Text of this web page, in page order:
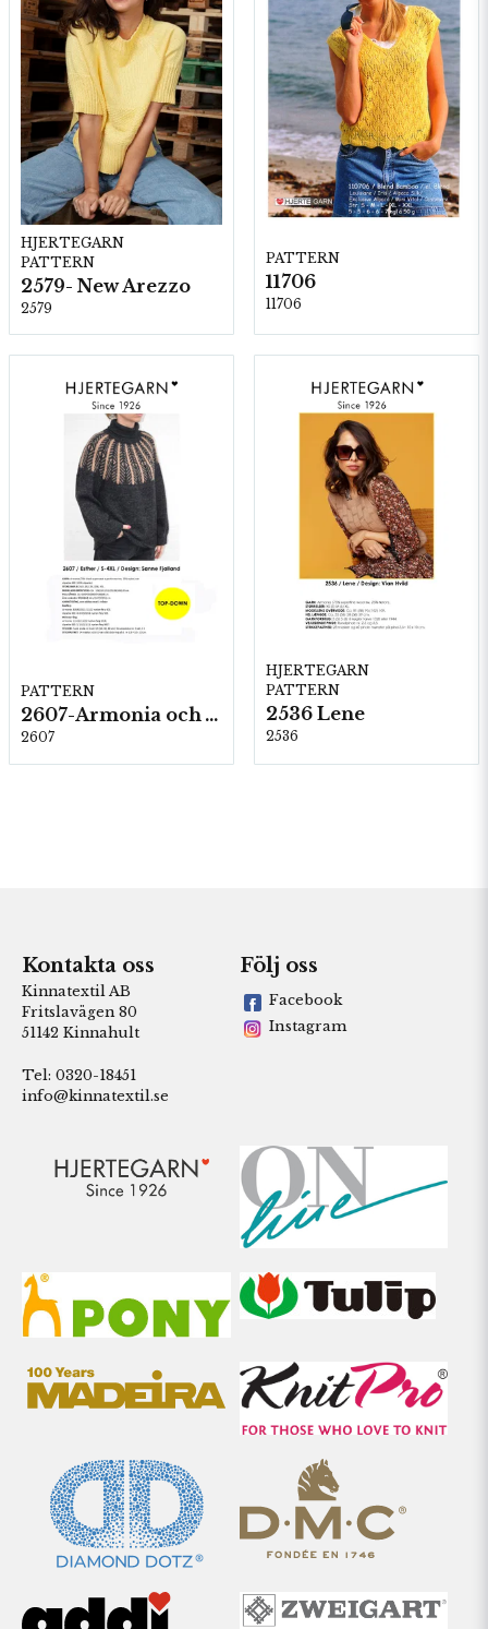
HJERTEGARN
PATTERN
2579- New Arezzo
2579
PATTERN
11706
11706
PATTERN
2607-Armonia och Alpaca 400
2607
HJERTEGARN
PATTERN
2536 Lene
2536
Kontakta oss
Kinnatextil AB
Fritslavägen 80
51142 Kinnahult
Tel: 0320-18451
info@kinnatextil.se
Följ oss
Facebook
Instagram